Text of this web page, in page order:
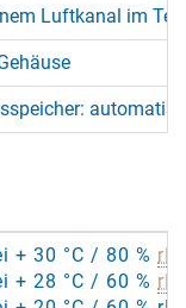
Luftkanal im
+ 30 °C / 80 % rF
+ 28 °C / 60 % rF